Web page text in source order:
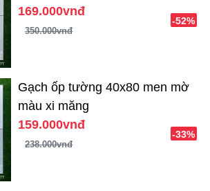
169.000vnđ
350.000vnđ
-52%
Gạch ốp tường 40x80 men mờ
màu xi măng
159.000vnđ
238.000vnđ
-33%